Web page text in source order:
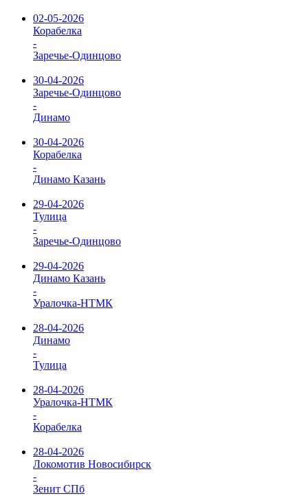
02-05-2026
Корабелка
-
Заречье-Одинцово
30-04-2026
Заречье-Одинцово
-
Динамо
30-04-2026
Корабелка
-
Динамо Казань
29-04-2026
Тулица
-
Заречье-Одинцово
29-04-2026
Динамо Казань
-
Уралочка-НТМК
28-04-2026
Динамо
-
Тулица
28-04-2026
Уралочка-НТМК
-
Корабелка
28-04-2026
Локомотив Новосибирск
-
Зенит СПб